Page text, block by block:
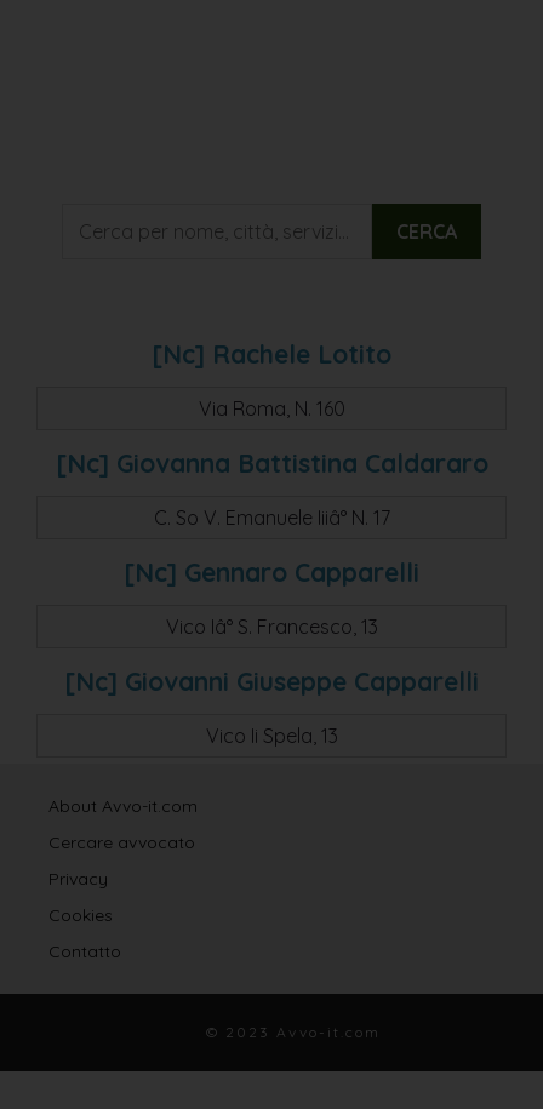
CERCA
[nc] Rachele Lotito
Via Roma, N. 160
[nc] Giovanna Battistina Caldararo
C. So V. Emanuele Iiiâ° N. 17
[nc] Gennaro Capparelli
Vico Iâ° S. Francesco, 13
[nc] Giovanni Giuseppe Capparelli
Vico Ii Spela, 13
About Avvo-it.com
Cercare avvocato
Privacy
Cookies
Contatto
© 2023 Avvo-it.com